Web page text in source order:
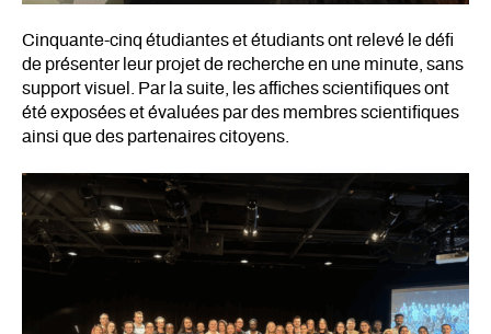
Cinquante-cinq étudiantes et étudiants ont relevé le défi
de présenter leur projet de recherche en une minute, sans
support visuel. Par la suite, les affiches scientifiques ont
été exposées et évaluées par des membres scientifiques
ainsi que des partenaires citoyens.